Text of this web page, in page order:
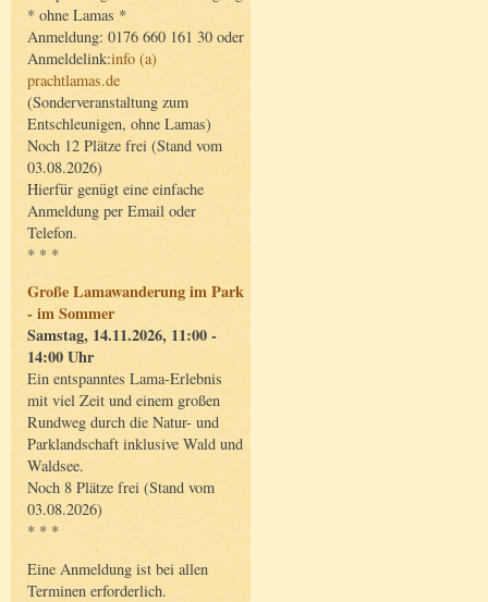
* ohne Lamas *
Anmeldung: 0176 660 161 30 oder
Anmeldelink:info (a)
prachtlamas.de
(Sonderveranstaltung zum
Entschleunigen, ohne Lamas)
Noch 12 Plätze frei (Stand vom
03.08.2026)
Hierfür genügt eine einfache
Anmeldung per Email oder
Telefon.
* * *
Große Lamawanderung im Park
- im Sommer
Samstag, 14.11.2026, 11:00 -
14:00 Uhr
Ein entspanntes Lama-Erlebnis
mit viel Zeit und einem großen
Rundweg durch die Natur- und
Parklandschaft inklusive Wald und
Waldsee.
Noch 8 Plätze frei (Stand vom
03.08.2026)
* * *
Eine Anmeldung ist bei allen
Terminen erforderlich.